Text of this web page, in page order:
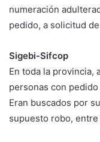
numeración
pedido, a solicitud
Sigebi-Sifcop
En toda la provincia,
personas con
Eran buscados por
supuesto robo,